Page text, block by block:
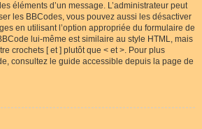
éléments d’un message. L’administrateur peut
les BBCodes, vous pouvez aussi les désactiver
en utilisant l’option appropriée du formulaire de
lui-même est similaire au style HTML, mais
crochets [ et ] plutôt que < et >. Pour plus
consultez le guide accessible depuis la page de